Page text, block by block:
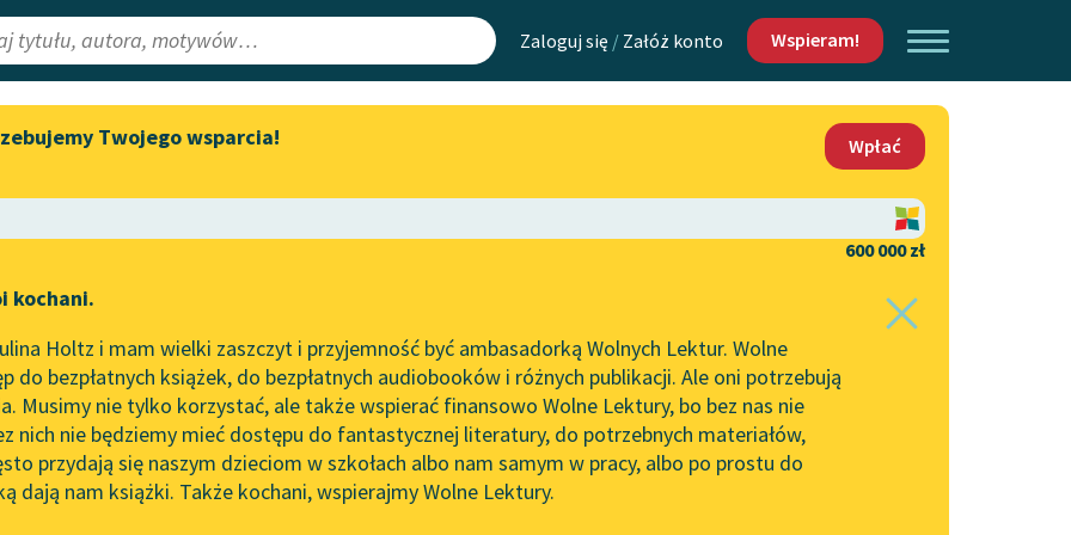
Zaloguj się / Załóż konto Wspieram!
Lektury
redakcyjne
Aktualności
„Prokurator Alicja Horn” do
literatury skandynawskiej
Spotkanie z Katarzyną Tunkiel
w Oslo
102. lata temu zmarł Joseph
Conrad
Mapa Wolnych Lektur
Leśmianator
API
OAI-PMH
Widget Wolnych Lektur
Kontakt
O projekcie
Zasady wykorzystania
Wolnych Lektur
Logotypy
Materiały promocyjne
Twojego wsparcia!
Wpłać
600 000 zł
kochani.
Holtz i mam wielki zaszczyt i przyjemność być ambasadorką Wolnych Lektur. Wolne
do bezpłatnych książek, do bezpłatnych audiobooków i różnych publikacji. Ale oni potrzebują
Musimy nie tylko korzystać, ale także wspierać finansowo Wolne Lektury, bo bez nas nie
nich nie będziemy mieć dostępu do fantastycznej literatury, do potrzebnych materiałów,
przydają się naszym dzieciom w szkołach albo nam samym w pracy, albo po prostu do
dają nam książki. Także kochani, wspierajmy Wolne Lektury.
✖ Cecylia Walewska✖ Sortuj: